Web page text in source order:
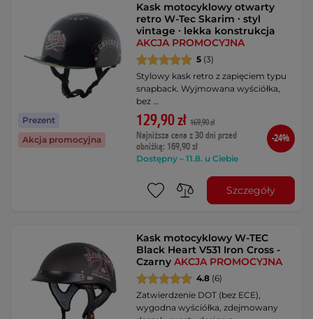
Prezent
Akcja promocyjna
Kask motocyklowy otwarty
retro W-Tec Skarim ∙ styl
vintage ∙ lekka konstrukcja
AKCJA PROMOCYJNA
5 (3)
Stylowy kask retro z zapięciem typu
snapback. Wyjmowana wyściółka,
bez …
129,90 zł 169,90 zł
Najniższa cena z 30 dni przed
obniżką: 169,90 zł
Dostępny – 11.8. u Ciebie
-24%
Szczegóły
Kask motocyklowy W-TEC
Black Heart V531 Iron Cross -
CzarnyAKCJA PROMOCYJNA
4.8 (6)
Zatwierdzenie DOT (bez ECE),
wygodna wyściółka, zdejmowany